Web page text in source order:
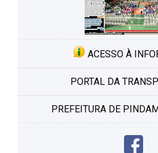
ACESSO À
PORTAL DA
PREFEITURA DE